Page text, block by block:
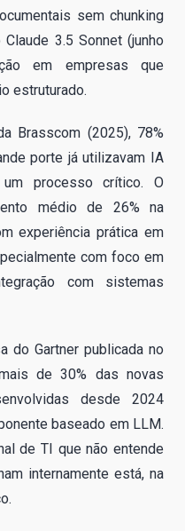
sem chunking
3.5 Sonnet (junho
em empresas que
estruturado.
Brasscom (2025), 78%
porte já utilizavam IA
processo crítico. O
médio de 26% na
experiência prática em
com foco em
com sistemas
do Gartner publicada no
de 30% das novas
desde 2024
baseado em LLM.
de TI que não entende
internamente está, na